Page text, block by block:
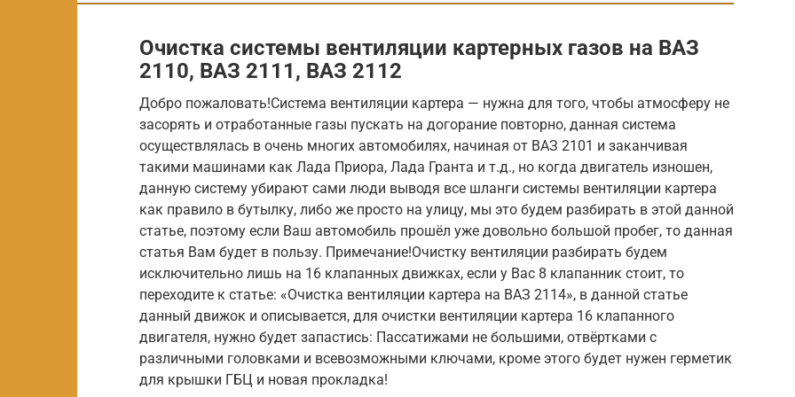
Очистка системы вентиляции картерных газов на ВАЗ
2110, ВАЗ 2111, ВАЗ 2112
Добро пожаловать!Система вентиляции картера — нужна для того, чтобы атмосферу не
засорять и отработанные газы пускать на догорание повторно, данная система
осуществлялась в очень многих автомобилях, начиная от ВАЗ 2101 и заканчивая
такими машинами как Лада Приора, Лада Гранта и т.д., но когда двигатель изношен,
данную систему убирают сами люди выводя все шланги системы вентиляции картера
как правило в бутылку, либо же просто на улицу, мы это будем разбирать в этой данной
статье, поэтому если Ваш автомобиль прошёл уже довольно большой пробег, то данная
статья Вам будет в пользу. Примечание!Очистку вентиляции разбирать будем
исключительно лишь на 16 клапанных движках, если у Вас 8 клапанник стоит, то
переходите к статье: «Очистка вентиляции картера на ВАЗ 2114», в данной статье
данный движок и описывается, для очистки вентиляции картера 16 клапанного
двигателя, нужно будет запастись: Пассатижами не большими, отвёртками с
различными головками и всевозможными ключами, кроме этого будет нужен герметик
для крышки ГБЦ и новая прокладка!